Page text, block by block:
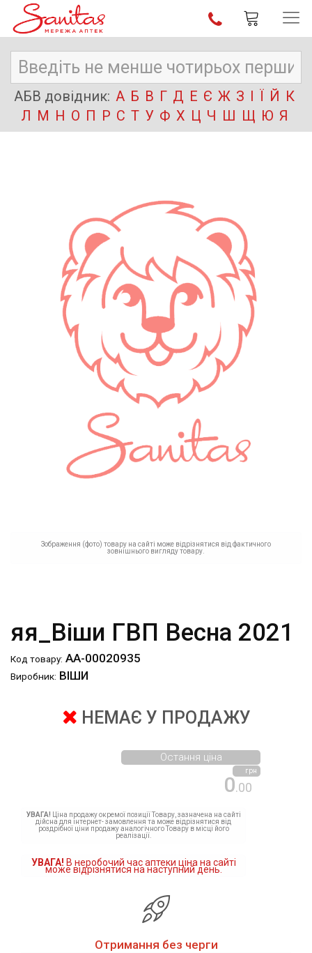
АБВ довідник: А Б В Г Д Е Є Ж З І Ї Й К
Л М Н О П Р С Т У Ф Х Ц Ч Ш Щ Ю Я
Зображення (фото) товару на сайті може відрізнятися від фактичного
зовнішнього вигляду товару.
яя_Віши ГВП Весна 2021
Код товару: АА-00020935
Виробник: ВІШИ
НЕМАЄ У ПРОДАЖУ
0.00
грн
Остання ціна
УВАГА! Ціна продажу окремої позиції Товару, зазначена на сайті
дійсна для інтернет- замовлення та може відрізнятися від
роздрібної ціни продажу аналогічного Товару в місці його
реалізації.
УВАГА! В неробочий час аптеки ціна на сайті
може відрізнятися на наступний день.
Отримання без черги